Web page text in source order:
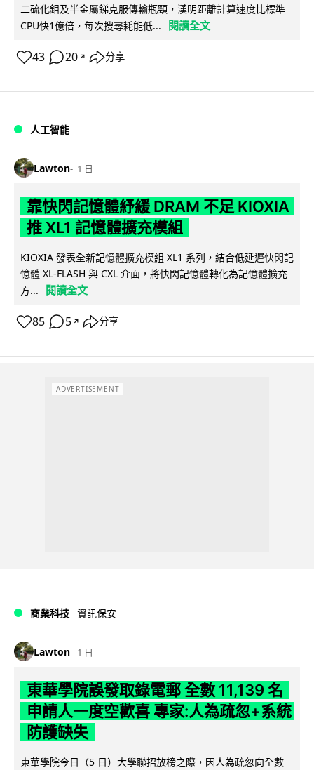
二硫化鉬及半金屬銻克服傳輸瓶頸，漢明距離計算速度比標準
CPU快1億倍，每次搜尋耗能低...
閱讀全文
43 20 ↗ 分享
人工智能
Lawton 1 日
靠快閃記憶體紓緩 DRAM 不足 KIOXIA
推 XL1 記憶體擴充模組
KIOXIA 發表全新記憶體擴充模組 XL1 系列，結合低延遲快閃記
憶體 XL-FLASH 與 CXL 介面，將快閃記憶體轉化為記憶體擴充
方...
閱讀全文
85 5 ↗ 分享
ADVERTISEMENT
商業科技 資訊保安
Lawton 1 日
東華學院誤發取錄電郵 全數 11,139 名
申請人一度空歡喜 專家:人為疏忽+系統
防護缺失
東華學院今日（5 日）大學聯招放榜之際，因人為疏忽向全數